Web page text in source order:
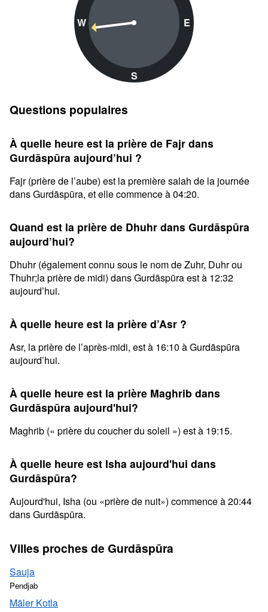
W
S
E
Questions populaires
À quelle heure est la prière de Fajr dans
Gurdāspūra aujourd’hui ?
Fajr (prière de l’aube) est la première salah de la journée
dans Gurdāspūra, et elle commence à 04:20.
Quand est la prière de Dhuhr dans Gurdāspūra
aujourd’hui?
Dhuhr (également connu sous le nom de Zuhr, Duhr ou
Thuhr;la prière de midi) dans Gurdāspūra est à 12:32
aujourd’hui.
À quelle heure est la prière d’Asr ?
Asr, la prière de l’après-midi, est à 16:10 à Gurdāspūra
aujourd’hui.
À quelle heure est la prière Maghrib dans
Gurdāspūra aujourd'hui?
Maghrib (« prière du coucher du soleil ») est à 19:15.
À quelle heure est Isha aujourd'hui dans
Gurdāspūra?
Aujourd'hui, Isha (ou «prière de nuit») commence à 20:44
dans Gurdāspūra.
Villes proches de Gurdāspūra
Sauja
Pendjab
Māler Kotla